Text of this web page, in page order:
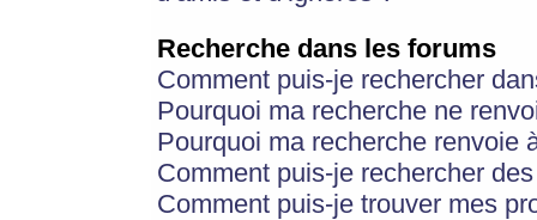
Recherche dans les forums
Comment puis-je rechercher
Pourquoi ma recherche ne
Pourquoi ma recherche renvoie
Comment puis-je rechercher
Comment puis-je trouver mes